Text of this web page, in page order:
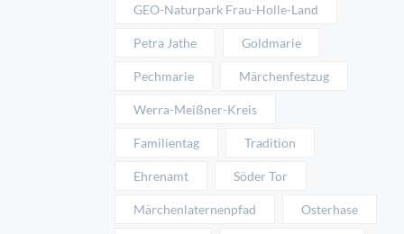
GEO-Naturpark Frau-Holle-Land
Petra Jathe Goldmarie
Pechmarie Märchenfestzug
Werra-Meißner-Kreis
Familientag Tradition
Ehrenamt Söder Tor
Märchenlaternenpfad Osterhase